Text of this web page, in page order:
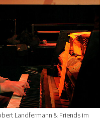
Landfermann & Friends im